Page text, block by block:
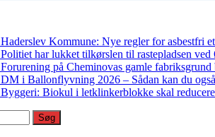
Haderslev Kommune: Nye regler for asbestfri
Politiet har lukket tilkørslen til rastepladsen
Forurening på Cheminovas gamle
DM i Ballonflyvning 2026 – Sådan kan du
Byggeri: Biokul i letklinkerblokke skal